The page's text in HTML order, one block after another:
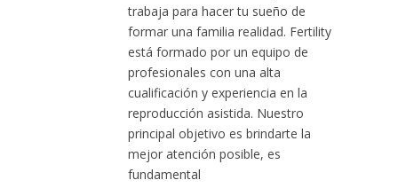
trabaja para hacer tu sueño de
formar una familia realidad. Fertility
está formado por un equipo de
profesionales con una alta
cualificación y experiencia en la
reproducción asistida. Nuestro
principal objetivo es brindarte la
mejor atención posible, es
fundamental